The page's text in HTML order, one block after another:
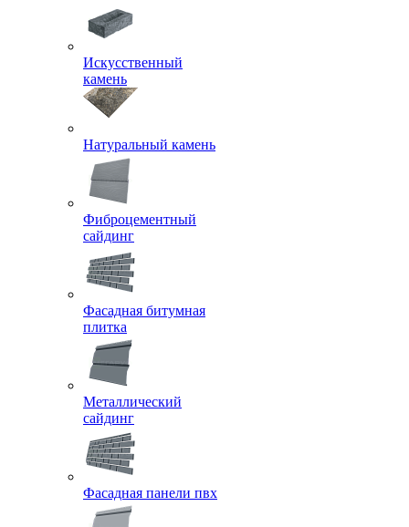
Искусственный
камень
Натуральный камень
Фиброцементный
сайдинг
Фасадная битумная
плитка
Металлический
сайдинг
Фасадная панели пвх